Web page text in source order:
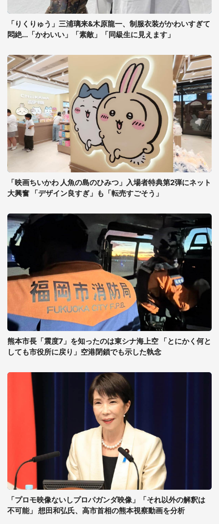
「りくりゅう」三浦璃来&木原龍一、制服衣装がかわいすぎて
悶絶...「かわいい」「素敵」「同級生に見えます」
「映画ちいかわ 人魚の島のひみつ」入場者特典第2弾にネット
大興奮 「デザイン良すぎ」も「転売すごそう」
熊本市長「震度7」を知ったのは東シナ海上空 「とにかく何と
しても市役所に戻り」空港閉鎖でも示した執念
「プロモ映像ないしプロパガンダ映像」「それ以外の解釈は
不可能」 想田和弘氏、高市首相の熊本視察動画を分析